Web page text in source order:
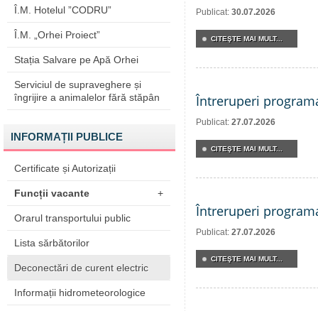
Î.M. Hotelul ”CODRU”
Î.M. „Orhei Proiect”
Stația Salvare pe Apă Orhei
Serviciul de supraveghere și
îngrijire a animalelor fără stăpân
INFORMAȚII PUBLICE
Certificate și Autorizații
Funcții vacante +
Orarul transportului public
Lista sărbătorilor
Deconectări de curent electric
Informații hidrometeorologice
Publicat: 30.07.2026
CITEŞTE MAI MULT...
Întreruperi
Publicat: 27.07.2026
CITEŞTE MAI MULT...
Întreruperi
Publicat: 27.07.2026
CITEŞTE MAI MULT...